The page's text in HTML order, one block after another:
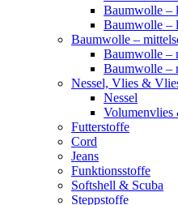
Baumwolle –
Baumwolle –
Baumwolle –
Baumwolle –
Baumwolle –
Nessel, Vlies &
Nessel
Futterstoffe
Cord
Jeans
Funktionsstoffe
Softshell & Scuba
Steppstoffe